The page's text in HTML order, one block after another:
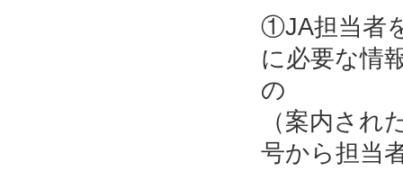
①JA担当者
に必要な情
の 部
（案内さ
号から担当